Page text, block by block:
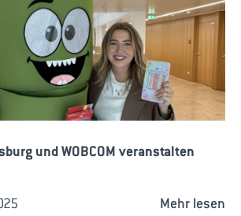
und WOBCOM veranstalten
Mehr lesen